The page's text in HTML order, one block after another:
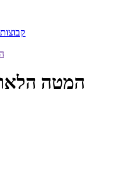
המטה